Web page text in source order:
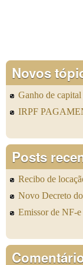
Novos
Ganho de
IRPF
Posts
Recibo de
Novo Decreto
Emissor de NF-